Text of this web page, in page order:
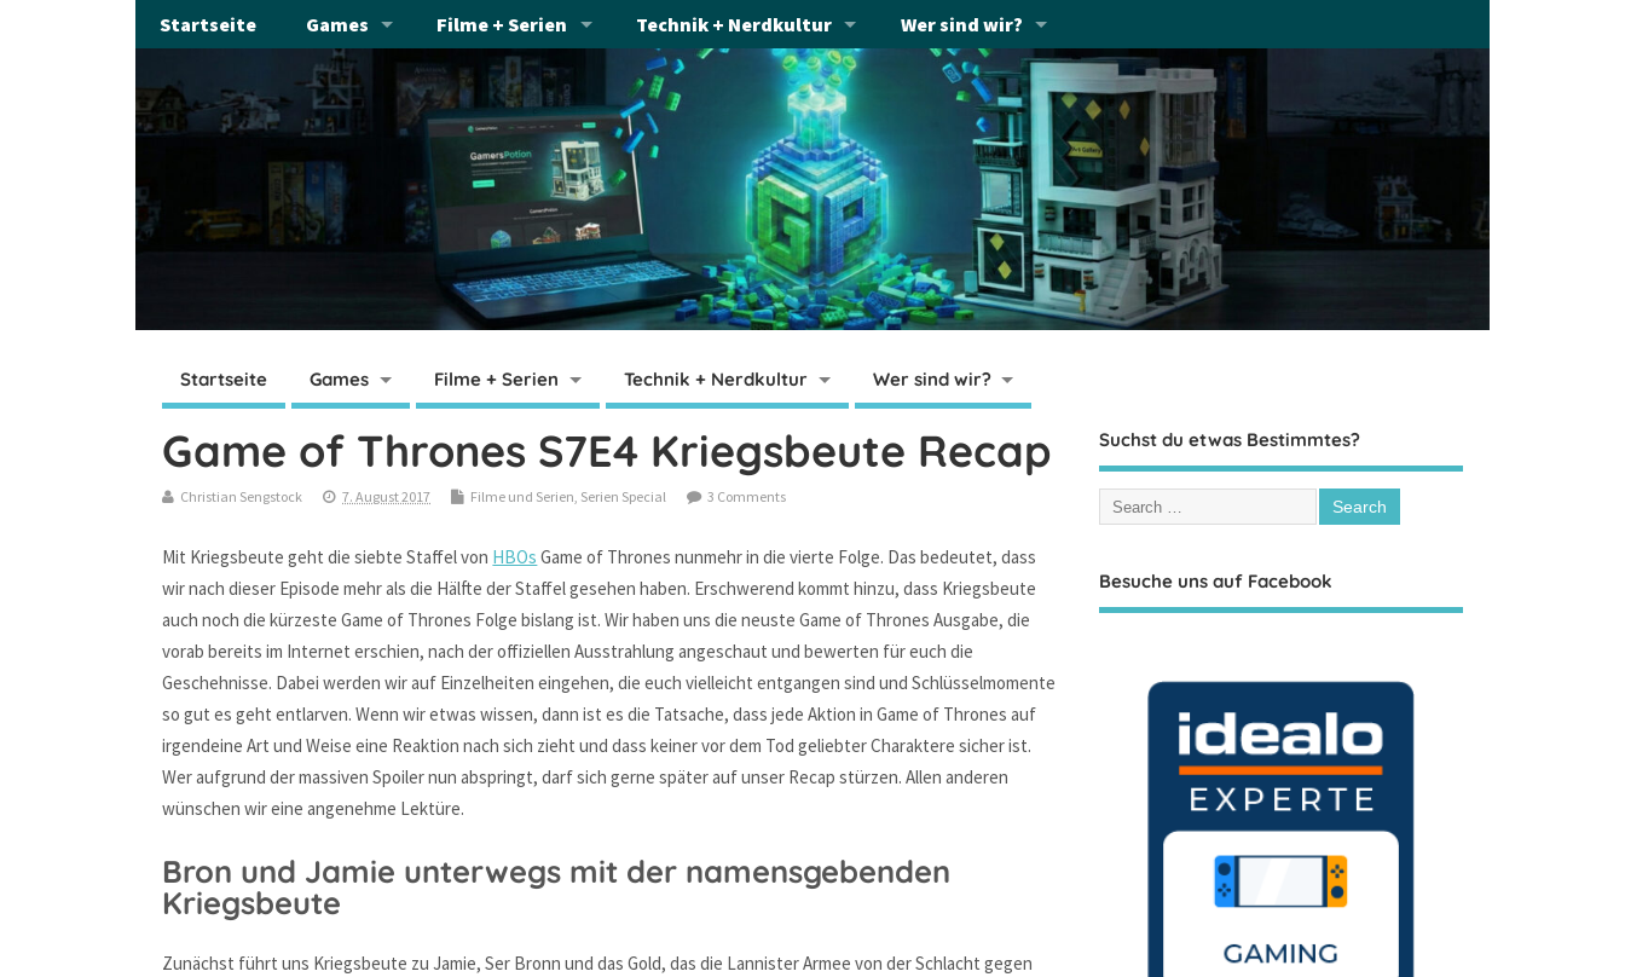
Startseite Games Filme + Serien Technik + Nerdkultur Wer sind wir?
Startseite Games Filme + Serien Technik + Nerdkultur Wer sind wir?
Game of Thrones S7E4 Kriegsbeute Recap
Christian Sengstock 7. August 2017 Filme und Serien Serien Special 3 Comments
Mit Kriegsbeute geht die siebte Staffel von HBOs Game of Thrones nunmehr in die vierte Folge. Das bedeutet, dass
wir nach dieser Episode mehr als die Hälfte der Staffel gesehen haben. Erschwerend kommt hinzu, dass Kriegsbeute
auch noch die kürzeste Game of Thrones Folge bislang ist. Wir haben uns die neuste Game of Thrones Ausgabe, die
vorab bereits im Internet erschien, nach der offiziellen Ausstrahlung angeschaut und bewerten für euch die
Geschehnisse. Dabei werden wir auf Einzelheiten eingehen, die euch vielleicht entgangen sind und Schlüsselmomente
so gut es geht entlarven. Wenn wir etwas wissen, dann ist es die Tatsache, dass jede Aktion in Game of Thrones auf
irgendeine Art und Weise eine Reaktion nach sich zieht und dass keiner vor dem Tod geliebter Charaktere sicher ist.
Wer aufgrund der massiven Spoiler nun abspringt, darf sich gerne später auf unser Recap stürzen. Allen anderen
wünschen wir eine angenehme Lektüre.
Bron und Jamie unterwegs mit der namensgebenden
Kriegsbeute
Zunächst führt uns Kriegsbeute zu Jamie, Ser Bronn und das Gold, das die Lannister Armee von der Schlacht gegen
Suchst du etwas Bestimmtes?
Besuche uns auf Facebook